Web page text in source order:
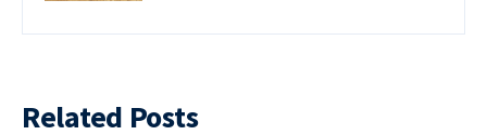
Related Posts